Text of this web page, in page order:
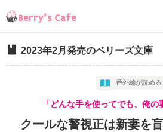
2023年2月発売のベリーズ文庫
番外編が読める
「どんな手を使ってでも、俺の
クールな警視正は新妻を